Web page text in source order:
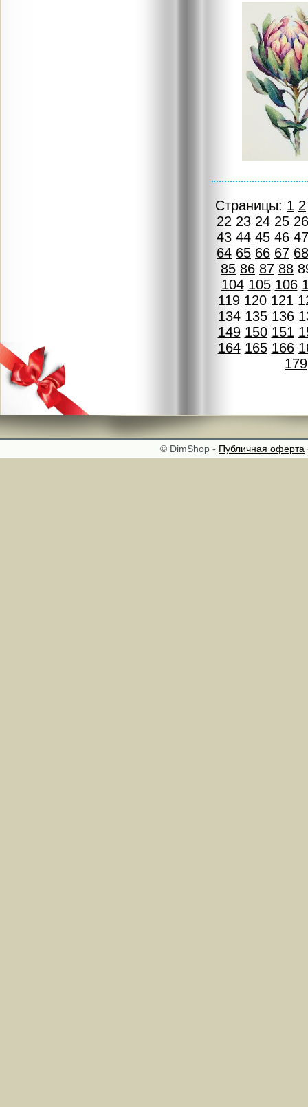
Страницы: 1 2
22 23 24 25 26
43 44 45 46 47
64 65 66 67 68
85 86 87 88
104 105 106
119 120 121
134 135 136
149 150 151
164 165 166
179
© DimShop - Публичная оферта